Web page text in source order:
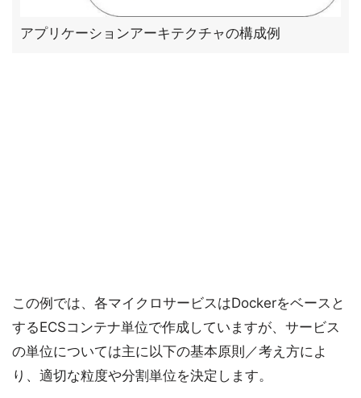
アプリケーションアーキテクチャの構成例
この例では、各マイクロサービスはDockerをベースと
するECSコンテナ単位で作成していますが、サービス
の単位については主に以下の基本原則／考え方によ
り、適切な粒度や分割単位を決定します。